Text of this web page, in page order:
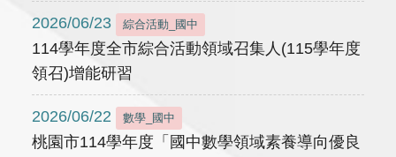
2026/06/23 綜合活動_國中
114學年度全市綜合活動領域召集人(115學年度
領召)增能研習
2026/06/22 數學_國中
桃園市114學年度「國中數學領域素養導向優良